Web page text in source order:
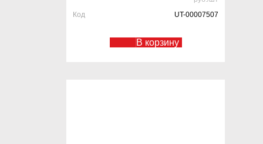
Код
UT-00007507
В корзину